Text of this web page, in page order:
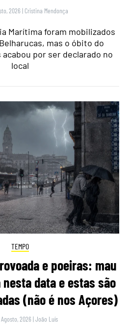
2026 | Cristina Mendonça
Marítima foram mobilizados
mas o óbito do
acabou por ser declarado no
local
TEMPO
e poeiras: mau
data e estas são
(não é nos Açores)
2026 |João Luís